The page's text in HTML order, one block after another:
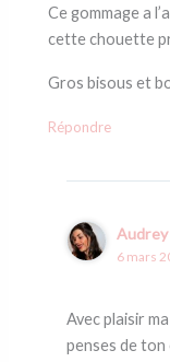
Ce gommage a
cette chouette
Gros bisous et
Répondre
Audrey
6 mars
Avec plaisir
penses de